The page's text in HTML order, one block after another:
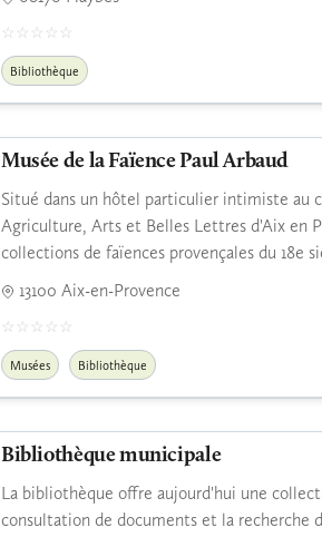
Bibliothèque
Musée de la Faïence Paul Arbaud
Situé dans un hôtel particulier intimiste au
Agriculture, Arts et Belles Lettres d'Aix en
collections de faïences provençales du 18e
13100 Aix-en-Provence
Musées Bibliothèque
Bibliothèque municipale
La bibliothèque offre aujourd'hui une
consultation de documents et la recherche